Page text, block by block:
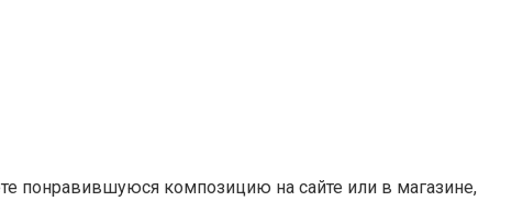
понравившуюся композицию на сайте или в магазине,